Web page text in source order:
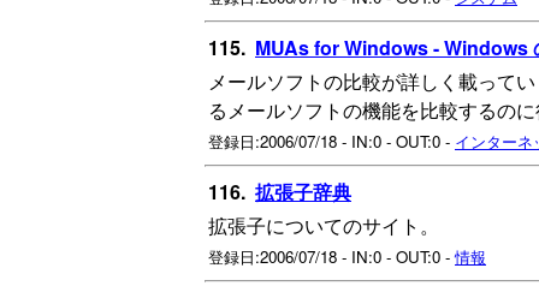
115. MUAs for Windows - Windows
メールソフトの比較が詳しく載って
るメールソフトの機能を比較するの
登録日:2006/07/18 - IN:0 - OUT:0 - インターネ
116. 拡張子辞典
拡張子についてのサイト。
登録日:2006/07/18 - IN:0 - OUT:0 -情報